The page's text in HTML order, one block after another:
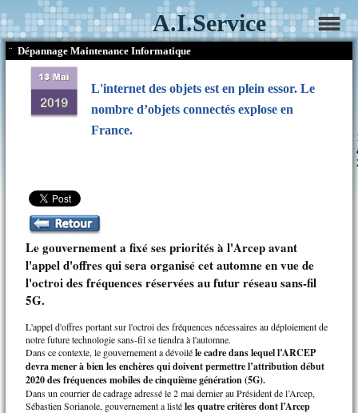
A.I.Service
¨ Dépannage Maintenance Informatique
L'internet des objets est en plein essor. Le
nombre d’objets connectés explose en
France.
Le gouvernement a fixé ses priorités à l'Arcep avant
l'appel d'offres qui sera organisé cet automne en vue de
l'octroi des fréquences réservées au futur réseau sans-fil
5G.
L'appel d'offres portant sur l'octroi des fréquences nécessaires au déploiement de
notre future technologie sans-fil se tiendra à l'automne.
Dans ce contexte, le gouvernement a dévoiléle cadre dans lequel l’ARCEP
devra mener à bien les enchères qui doivent permettre l’attribution début
2020 des fréquences mobiles de cinquième génération (5G).
Dans un courrier de cadrage adressé le 2 mai dernier au Président de l’Arcep,
Sébastien Sorianole, gouvernement a listéles quatre critères dont l’Arcep